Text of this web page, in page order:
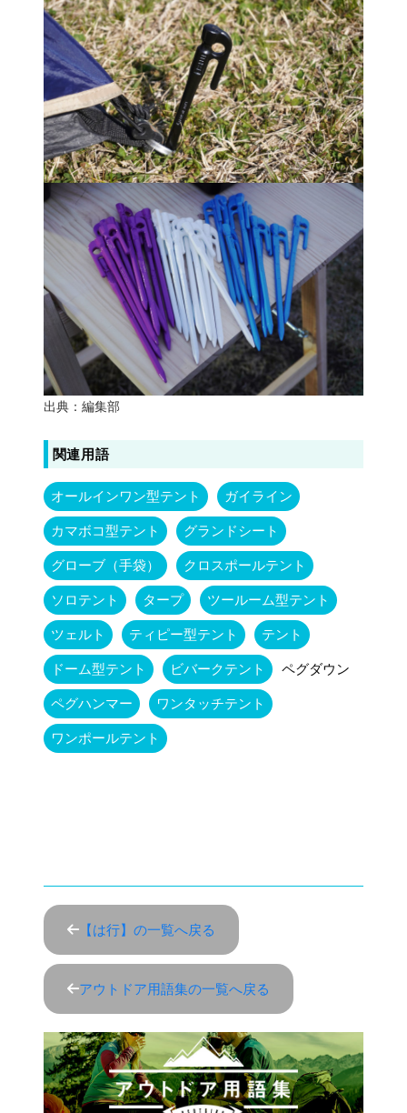
出典：編集部
関連用語
オールインワン型テント ガイライン
カマボコ型テント グランドシート
グローブ（手袋） クロスポールテント
ソロテント タープ ツールーム型テント
ツェルト ティピー型テント テント
ドーム型テント ビバークテント ペグダウン
ペグハンマー ワンタッチテント
ワンポールテント
【は行】の一覧へ戻る
アウトドア用語集の一覧へ戻る